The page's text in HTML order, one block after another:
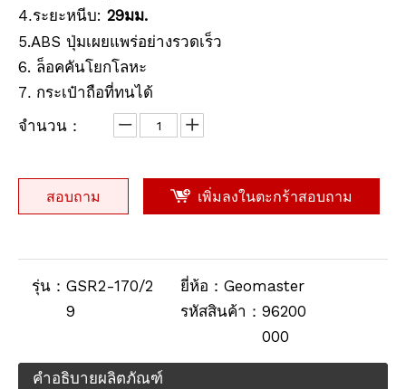
4.ระยะหนีบ: 29มม.
5.ABS ปุ่มเผยแพร่อย่างรวดเร็ว
6. ล็อคคันโยกโลหะ
7. กระเป๋าถือที่ทนได้
จำนวน：
สอบถาม เพิ่มลงในตะกร้าสอบถาม
รุ่น： GSR2-170/2
9
ยี่ห้อ： Geomaster
รหัสสินค้า： 96200
000
คำอธิบายผลิตภัณฑ์